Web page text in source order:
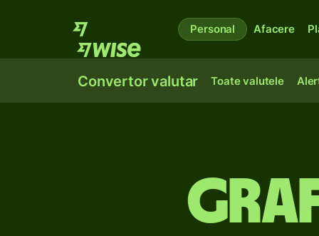
Personal Afacere
Convertor valutar Toate valutele